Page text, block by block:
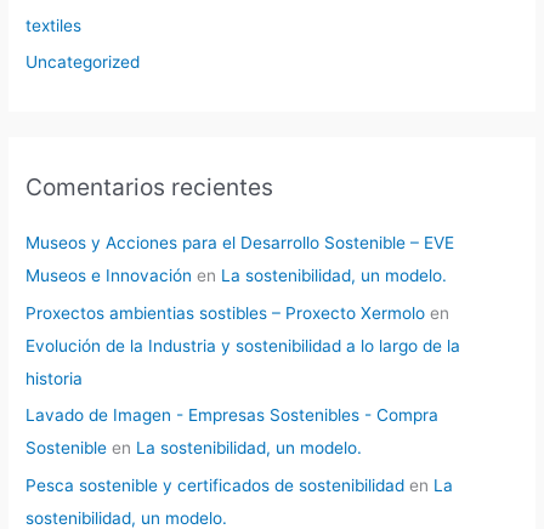
textiles
Uncategorized
Comentarios recientes
Museos y Acciones para el Desarrollo Sostenible – EVE
Museos e Innovación en La sostenibilidad, un modelo.
Proxectos ambientias sostibles – Proxecto Xermolo en
Evolución de la Industria y sostenibilidad a lo largo de la
historia
Lavado de Imagen - Empresas Sostenibles - Compra
Sostenible en La sostenibilidad, un modelo.
Pesca sostenible y certificados de sostenibilidad en La
sostenibilidad, un modelo.